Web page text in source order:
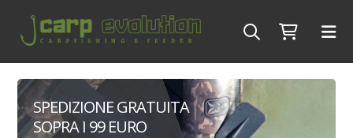
SPEDIZIONE GRATUITA
SOPRA I 99 EURO